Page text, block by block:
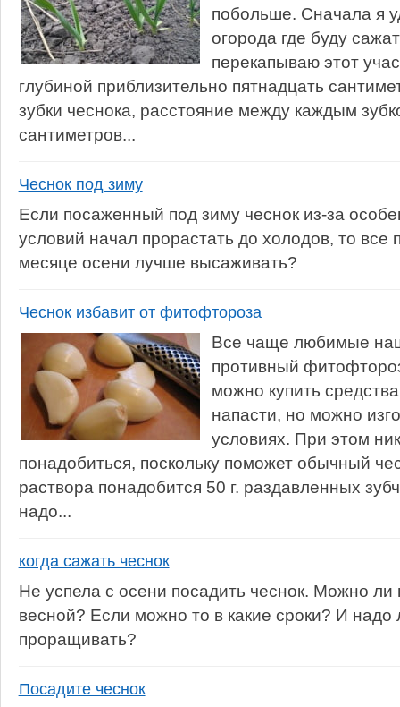
побольше. Сначала я
огорода где буду
перекапываю этот
глубиной приблизительно пятнадцать
зубки чеснока, расстояние между каждым
сантиметров...
Чеснок под зиму
Если посаженный под зиму чеснок из-за
условий начал прорастать до холодов, то все
месяце осени лучше высаживать?
Чеснок избавит от фитофтороза
Все чаще любимые
противный
можно купить
напасти, но можно
условиях. При этом
понадобиться, поскольку поможет обычный
раствора понадобится 50 г. раздавленных
надо...
когда сажать чеснок
Не успела с осени посадить чеснок. Можно ли
весной? Если можно то в какие сроки? И надо
проращивать?
Посадите чеснок